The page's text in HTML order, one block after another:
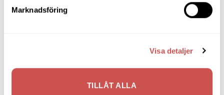
Marknadsföring
Visa detaljer
TILLÅT ALLA
Bänkar & Pallar
Inredning